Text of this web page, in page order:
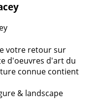
votre retour sur
d'oeuvres d'art du
connue contient
& landscape